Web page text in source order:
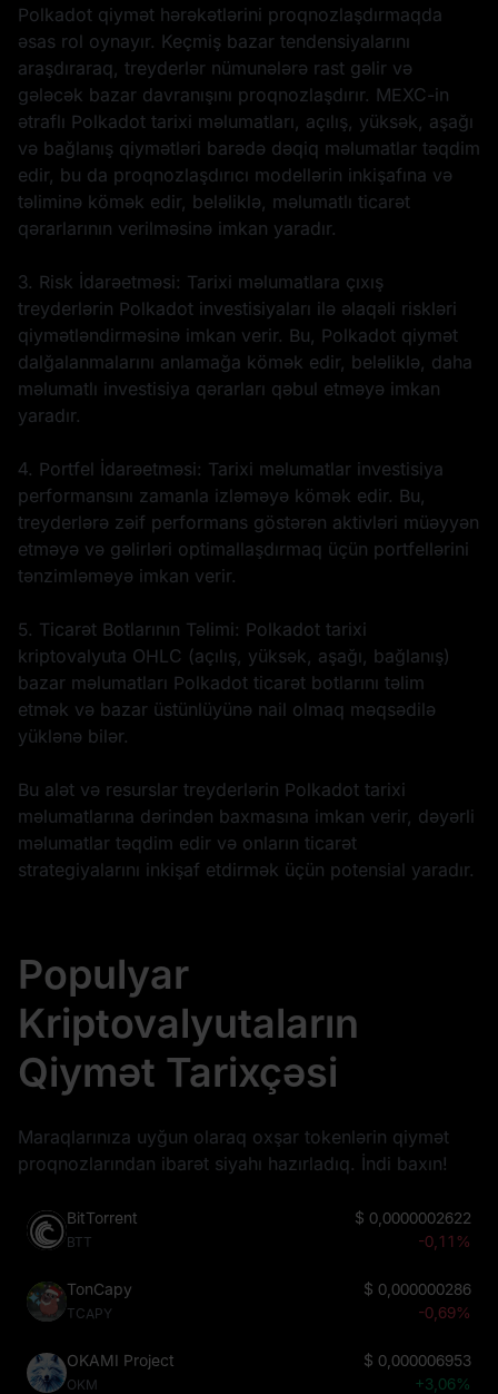
Polkadot qiymət hərəkətlərini proqnozlaşdırmaqda
əsas rol oynayır. Keçmiş bazar tendensiyalarını
araşdıraraq, treyderlər nümunələrə rast gəlir və
gələcək bazar davranışını proqnozlaşdırır. MEXC-in
ətraflı Polkadot tarixi məlumatları, açılış, yüksək, aşağı
və bağlanış qiymətləri barədə dəqiq məlumatlar təqdim
edir, bu da proqnozlaşdırıcı modellərin inkişafına və
təliminə kömək edir, beləliklə, məlumatlı ticarət
qərarlarının verilməsinə imkan yaradır.
3. Risk İdarəetməsi: Tarixi məlumatlara çıxış
treyderlərin Polkadot investisiyaları ilə əlaqəli riskləri
qiymətləndirməsinə imkan verir. Bu, Polkadot qiymət
dalğalanmalarını anlamağa kömək edir, beləliklə, daha
məlumatlı investisiya qərarları qəbul etməyə imkan
yaradır.
4. Portfel İdarəetməsi: Tarixi məlumatlar investisiya
performansını zamanla izləməyə kömək edir. Bu,
treyderlərə zəif performans göstərən aktivləri müəyyən
etməyə və gəlirləri optimallaşdırmaq üçün portfellərini
tənzimləməyə imkan verir.
5. Ticarət Botlarının Təlimi: Polkadot tarixi
kriptovalyuta OHLC (açılış, yüksək, aşağı, bağlanış)
bazar məlumatları Polkadot ticarət botlarını təlim
etmək və bazar üstünlüyünə nail olmaq məqsədilə
yüklənə bilər.
Bu alət və resurslar treyderlərin Polkadot tarixi
məlumatlarına dərindən baxmasına imkan verir, dəyərli
məlumatlar təqdim edir və onların ticarət
strategiyalarını inkişaf etdirmək üçün potensial yaradır.
Populyar
Kriptovalyutaların
Qiymət Tarixçəsi
Maraqlarınıza uyğun olaraq oxşar tokenlərin qiymət
proqnozlarından ibarət siyahı hazırladıq. İndi baxın!
BitTorrent
BTT
$ 0,0000002622
-0,11%
TonCapy
TCAPY
$ 0,000000286
-0,69%
OKAMI Project
OKM
$ 0,000006953
+3,06%